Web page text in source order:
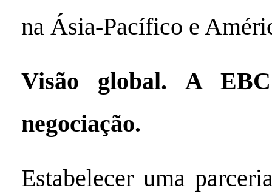
na Ásia-Pacífico e
Visão global. A
negociação.
Estabelecer uma